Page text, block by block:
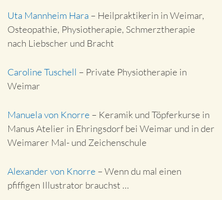
Uta Mannheim Hara – Heilpraktikerin in Weimar,
Osteopathie, Physiotherapie, Schmerztherapie
nach Liebscher und Bracht
Caroline Tuschell – Private Physiotherapie in
Weimar
Manuela von Knorre – Keramik und Töpferkurse in
Manus Atelier in Ehringsdorf bei Weimar und in der
Weimarer Mal- und Zeichenschule
Alexander von Knorre – Wenn du mal einen
pfiffigen Illustrator brauchst …